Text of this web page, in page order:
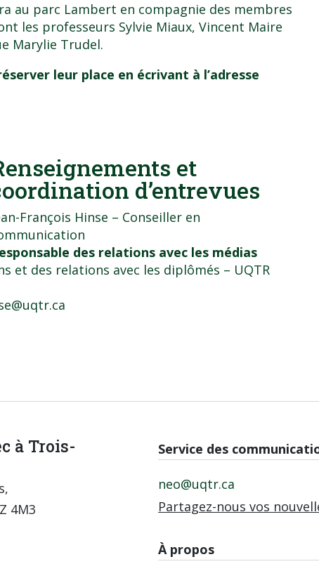
au parc Lambert en compagnie des membres
les professeurs Sylvie Miaux,Vincent Maire
Marylie Trudel.
leur place en écrivant à l’adresse
et
d’entrevues
François Hinse – Conseiller en
des relations avec les médias
et des relations avec les diplômés – UQTR
à Trois-
4M3
Service des
neo@uqtr.ca
Partagez-nous vos
À propos